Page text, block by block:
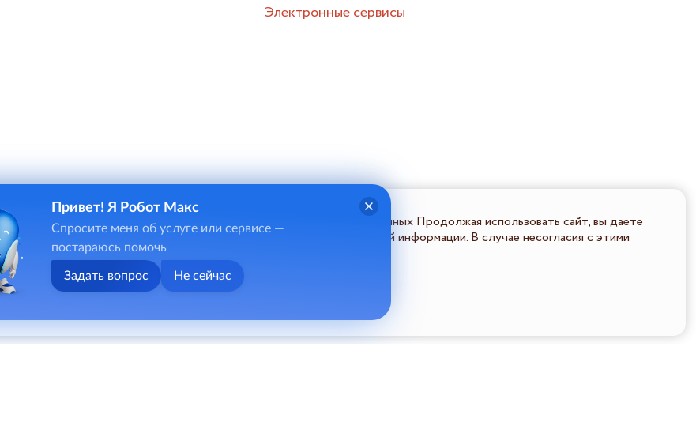
Электронные сервисы
чата в некоторых случаях потребуется ввод персональных данных Продолжая использовать сайт, вы даете
данных и указанными в ней условиями обработки персональной информации. В случае несогласия с этими
сайта.
Привет! Я Робот Макс
Спросите меня об услуге или сервисе —
постараюсь помочь
Задать вопрос Не сейчас